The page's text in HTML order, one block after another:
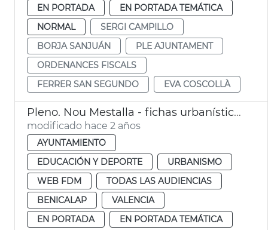
EN PORTADA
EN PORTADA TEMÁTICA
NORMAL
SERGI CAMPILLO
BORJA SANJUÁN
PLE AJUNTAMENT
ORDENANCES FISCALS
FERRER SAN SEGUNDO
EVA COSCOLLÀ
Pleno. Nou Mestalla - fichas urbanísticas
modificado hace 2 años
AYUNTAMIENTO
EDUCACIÓN Y DEPORTE
URBANISMO
WEB FDM
TODAS LAS AUDIENCIAS
BENICALAP
VALENCIA
EN PORTADA
EN PORTADA TEMÁTICA